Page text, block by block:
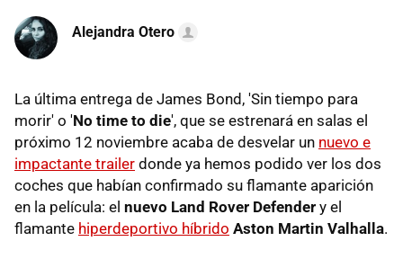
Alejandra Otero
La última entrega de James Bond, 'Sin tiempo para
morir' o 'No time to die', que se estrenará en salas el
próximo 12 noviembre acaba de desvelar un nuevo e
impactante trailer donde ya hemos podido ver los dos
coches que habían confirmado su flamante aparición
en la película: el nuevo Land Rover Defender y el
flamante hiperdeportivo híbrido Aston Martin Valhalla.